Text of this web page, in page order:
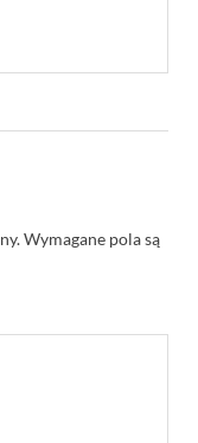
Wymagane pola są